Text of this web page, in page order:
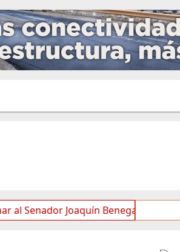
Joaquín Benegas Lynch por